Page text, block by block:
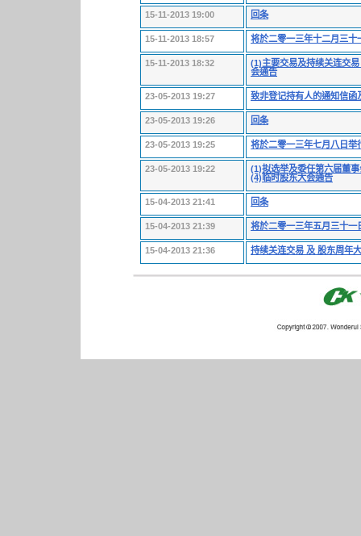
15-11-2013 19:00 回条
15-11-2013 18:57 将於二零一三年十二月三十
15-11-2013 18:32
(1)主要交易及持续关连交
会通告
23-05-2013 19:27 致非登记持有人的通知信函
23-05-2013 19:26 回条
23-05-2013 19:25 将於二零一三年七月八日举
23-05-2013 19:22
(1)拟选举及委任第六届董
(4)临时股东大会通告
15-04-2013 21:41 回条
15-04-2013 21:39 将於二零一三年五月三十一
15-04-2013 21:36 持续关连交易 及 股东周年